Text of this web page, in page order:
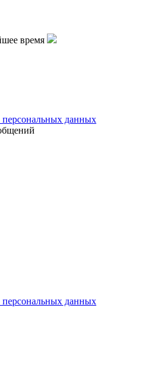
время
персональных данных
персональных данных